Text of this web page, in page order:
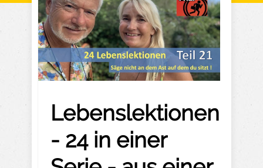
Lebenslektionen
- 24 in einer